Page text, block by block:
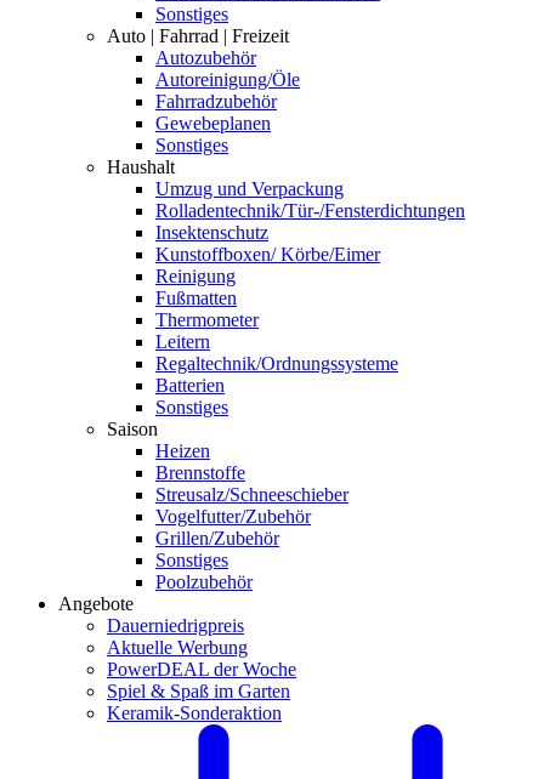
Sonstiges
Auto | Fahrrad | Freizeit
Autozubehör
Autoreinigung/Öle
Fahrradzubehör
Gewebeplanen
Sonstiges
Haushalt
Umzug und Verpackung
Rolladentechnik/Tür-/Fensterdichtungen
Insektenschutz
Kunstoffboxen/ Körbe/Eimer
Reinigung
Fußmatten
Thermometer
Leitern
Regaltechnik/Ordnungssysteme
Batterien
Sonstiges
Saison
Heizen
Brennstoffe
Streusalz/Schneeschieber
Vogelfutter/Zubehör
Grillen/Zubehör
Sonstiges
Poolzubehör
Angebote
Dauerniedrigpreis
Aktuelle Werbung
PowerDEAL der Woche
Spiel & Spaß im Garten
Keramik-Sonderaktion